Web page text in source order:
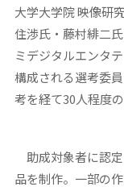
大学大学院 映像研
住渉氏・藤村緋二
ミデジタルエンタ
構成される選考委
考を経て30人程度
助成対象者に認
品を制作。一部の